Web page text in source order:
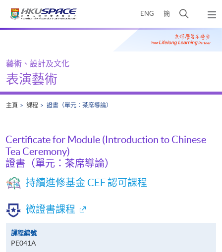
ENG 簡
開
搜
尋
彈
出
主
Main
藝術、設計及文化
表演藝術
主頁 課程 證書（單元：茶席導論）
Certificate for Module (Introduction to Chinese
Tea Ceremony)
證書（單元：茶席導論）
持續進修基金 CEF 認可課程
微證書課程
課程編號
PE041A